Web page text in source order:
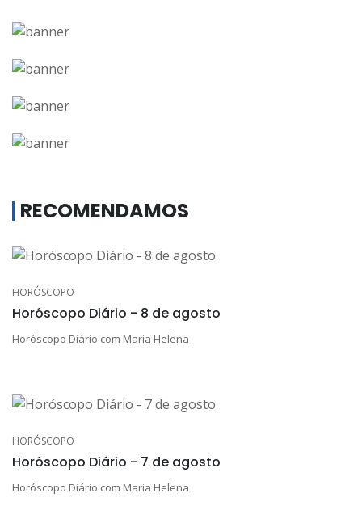
RECOMENDAMOS
HORÓSCOPO
Horóscopo Diário - 8 de agosto
Horóscopo Diário com Maria Helena
HORÓSCOPO
Horóscopo Diário - 7 de agosto
Horóscopo Diário com Maria Helena